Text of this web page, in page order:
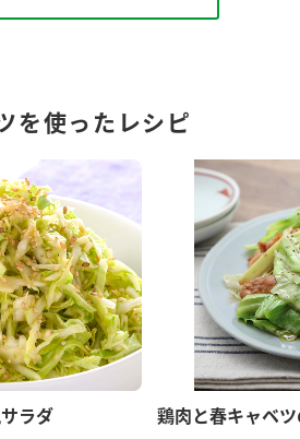
を使ったレシピ
ラダ 鶏肉と春キャベ